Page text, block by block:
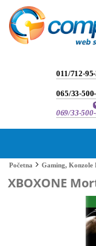
011/712-
065/33-
069/33-
Početna Gaming, Konzole
XBOXONE